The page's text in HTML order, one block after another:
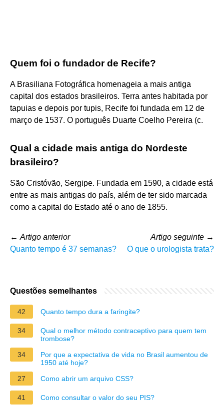
Quem foi o fundador de Recife?
A Brasiliana Fotográfica homenageia a mais antiga
capital dos estados brasileiros. Terra antes habitada por
tapuias e depois por tupis, Recife foi fundada em 12 de
março de 1537. O português Duarte Coelho Pereira (c.
Qual a cidade mais antiga do Nordeste
brasileiro?
São Cristóvão, Sergipe. Fundada em 1590, a cidade está
entre as mais antigas do país, além de ter sido marcada
como a capital do Estado até o ano de 1855.
← Artigo anterior
Quanto tempo é 37 semanas?
Artigo seguinte →
O que o urologista trata?
Questões semelhantes
42 Quanto tempo dura a faringite?
34
Qual o melhor método contraceptivo para quem tem
trombose?
34
Por que a expectativa de vida no Brasil aumentou de
1950 até hoje?
27
Como abrir um arquivo CSS?
41 Como consultar o valor do seu PIS?